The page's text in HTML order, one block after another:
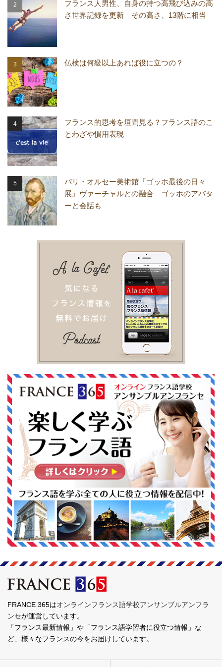
フランス人男性、自身の持つ高飛び込みの高
さ世界記録を更新 その高さ、13階に相当
仏検は何級以上あれば役に立つの？
フランス的思考を垣間見る？フランス語のこ
とわざや慣用表現
パリ・オルセー美術館『ゴッホ最後の日々
展』ヴァーチャルとの融合 ゴッホのアバタ
ーと会話も
FRANCE 365はオンラインフランス語学校アンサンブルアンフラ
ンセが運営しています。
「フランス最新情報」や「フランス語学習者に役立つ情報」な
ど、様々なフランスの今をお届けしています。